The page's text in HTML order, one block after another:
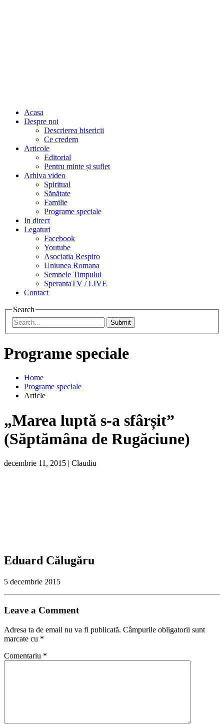
Acasa
Despre noi
Descrierea bisericii
Ce credem
Articole
Editorial
Pentru minte și suflet
Arhiva video
Spiritual
Sănătate
Familie
Programe speciale
In direct
Legaturi
Facebook
Youtube
Asociatia Respiro
Uniunea Romana
Semnele Timpului
SperantaTV / LIVE
Contact
Search
Submit
Programe speciale
Home
Programe speciale
Article
„Marea luptă s-a sfârșit”
(Săptămâna de Rugăciune)
decembrie 11, 2015 | Claudiu
Eduard Călugăru
5 decembrie 2015
Leave a Comment
Adresa ta de email nu va fi publicată. Câmpurile obligatorii sunt
marcate cu *
Comentariu *